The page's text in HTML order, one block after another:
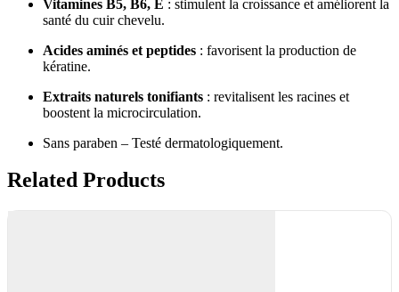
Vitamines B5, B6, E : stimulent la croissance et améliorent la
santé du cuir chevelu.
Acides aminés et peptides : favorisent la production de
kératine.
Extraits naturels tonifiants : revitalisent les racines et
boostent la microcirculation.
Sans paraben – Testé dermatologiquement.
Related Products